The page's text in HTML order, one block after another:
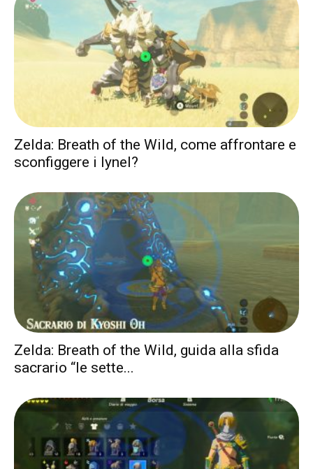
Zelda: Breath of the Wild, come affrontare e
sconfiggere i lynel?
Zelda: Breath of the Wild, guida alla sfida
sacrario “le sette...